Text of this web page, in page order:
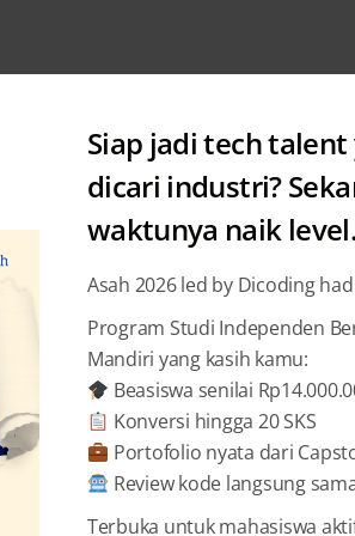
“Untuk
Kita
Karya
Siap jadi tech talent
dicari industri?
waktunya naik
Asah 2026 led by Dicoding
Program Studi Independen
Mandiri yang kasih kamu:
Beasiswa senilai
Konversi hingga 20 SKS
Portofolio nyata dari
Review kode langsung
Terbuka untuk mahasiswa